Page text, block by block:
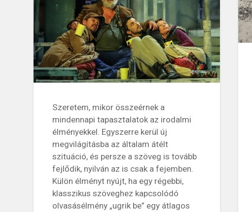
Szeretem, mikor összeérnek a
mindennapi tapasztalatok az irodalmi
élményekkel. Egyszerre kerül új
megvilágításba az általam átélt
szituáció, és persze a szöveg is tovább
fejlődik, nyilván az is csak a fejemben.
Külön élményt nyújt, ha egy régebbi,
klasszikus szöveghez kapcsolódó
olvasásélmény „ugrik be” egy átlagos